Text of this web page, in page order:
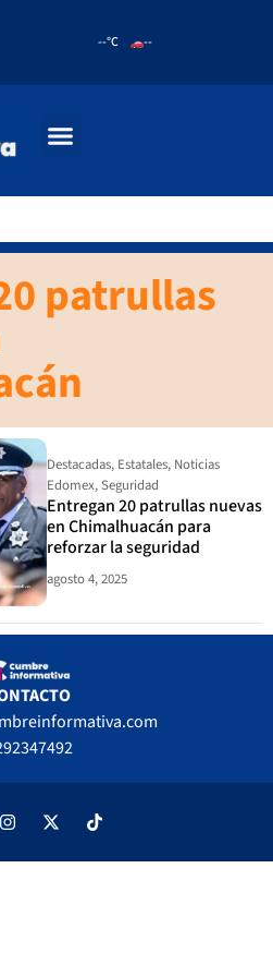
--°C --
patrullas
Destacadas, Estatales, Noticias
Edomex,Seguridad
Entregan 20 patrullas nuevas
en Chimalhuacán para
reforzar la seguridad
agosto 4, 2025